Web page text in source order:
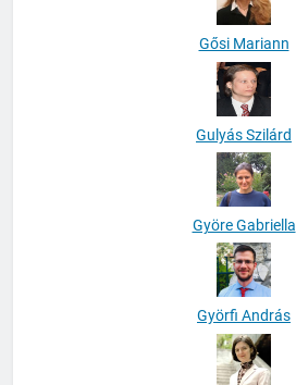
Gősi Mariann
Gulyás Szilárd
Györe Gabriella
Györfi András